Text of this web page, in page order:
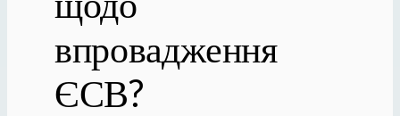
впровадження
ЄСВ?